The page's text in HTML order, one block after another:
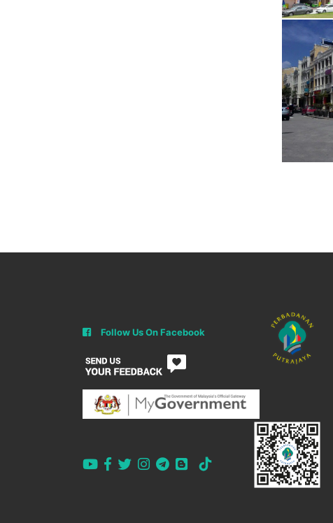
Follow Us On Facebook